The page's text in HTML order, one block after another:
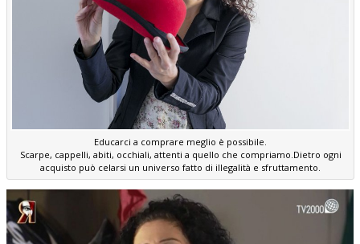
Educarci a comprare meglio è possibile.
Scarpe, cappelli, abiti, occhiali, attenti a quello che compriamo.Dietro ogni
acquisto può celarsi un universo fatto di illegalità e sfruttamento.